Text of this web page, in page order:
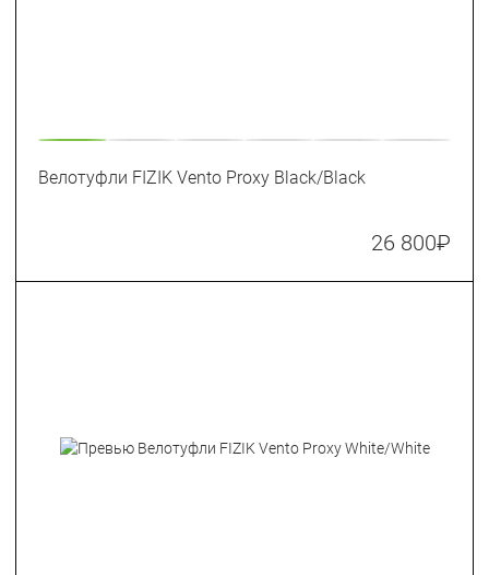
Велотуфли FIZIK Vento Proxy Black/Black
26 800₽